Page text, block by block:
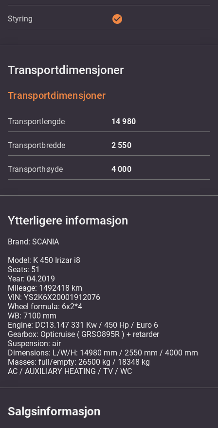
Styring check_circle
Transportdimensjoner
Transportdimensjoner
Transportlengde 14 980
Transportbredde 2 550
Transporthøyde 4 000
Ytterligere informasjon
Brand: SCANIA
Model: K 450 Irizar i8
Seats: 51
Year: 04.2019
Mileage: 1492418 km
VIN: YS2K6X20001912076
Wheel formula: 6x2*4
WB: 7100 mm
Engine: DC13.147 331 Kw / 450 Hp / Euro 6
Gearbox: Opticruise ( GRSO895R ) + retarder
Suspension: air
Dimensions: L/W/H: 14980 mm / 2550 mm / 4000 mm
Masses: full/empty: 26500 kg / 18348 kg
AC / AUXILIARY HEATING / TV / WC
Salgsinformasjon